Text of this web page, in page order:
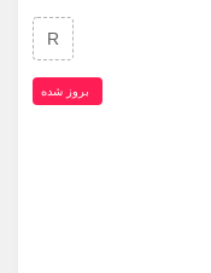
R
بروز‌ شده